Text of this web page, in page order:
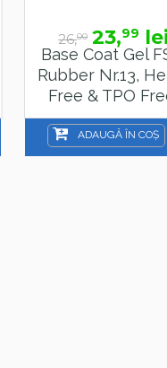
23,99lei
Base Coat Gel FSM
Rubber Nr.13, Hema
Free & TPO Free,
15ml
ADAUGĂ ÎN COȘ